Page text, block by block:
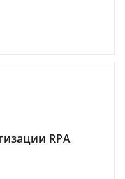
RPA